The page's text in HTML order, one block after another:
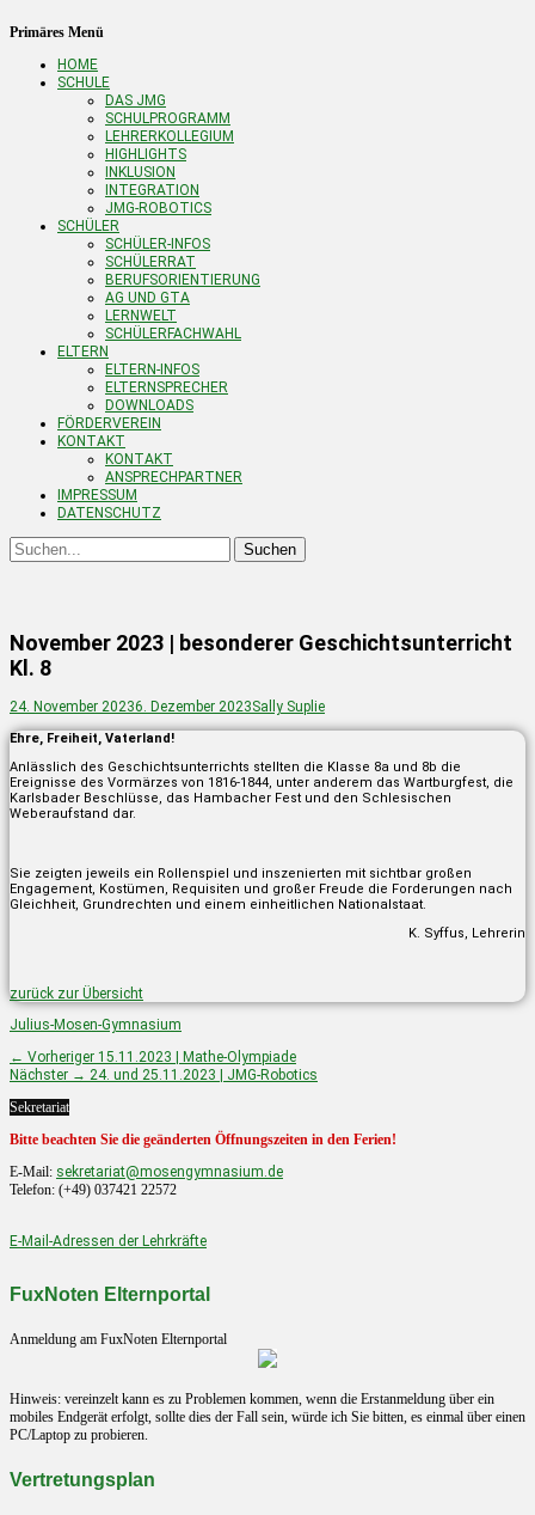
Primäres Menü
Inhalt
HOME
SCHULE
DAS JMG
SCHULPROGRAMM
LEHRERKOLLEGIUM
HIGHLIGHTS
INKLUSION
INTEGRATION
JMG-ROBOTICS
SCHÜLER
SCHÜLER-INFOS
SCHÜLERRAT
BERUFSORIENTIERUNG
AG UND GTA
LERNWELT
SCHÜLERFACHWAHL
ELTERN
ELTERN-INFOS
ELTERNSPRECHER
DOWNLOADS
FÖRDERVEREIN
KONTAKT
KONTAKT
ANSPRECHPARTNER
IMPRESSUM
DATENSCHUTZ
Suchen
Suchen
nach:
November 2023 | besonderer Geschichtsunterricht
Kl. 8
Posted
on
24. November 20236. Dezember 2023Autor
Sally Suplie
Ehre, Freiheit, Vaterland!
Anlässlich des Geschichtsunterrichts stellten die Klasse 8a und 8b die
Ereignisse des Vormärzes von 1816-1844, unter anderem das Wartburgfest, die
Karlsbader Beschlüsse, das Hambacher Fest und den Schlesischen
Weberaufstand dar.
Sie zeigten jeweils ein Rollenspiel und inszenierten mit sichtbar großen
Engagement, Kostümen, Requisiten und großer Freude die Forderungen nach
Gleichheit, Grundrechten und einem einheitlichen Nationalstaat.
K. Syffus, Lehrerin
zurück zur Übersicht
Kategorien
Julius-Mosen-Gymnasium
Beitragsnavigation
← Vorheriger Vorheriger
Beitrag:
15.11.2023 | Mathe-Olympiade
Nächster → Nächster
24. und 25.11.2023 | JMG-Robotics
Sekretariat
Bitte beachten Sie die geänderten Öffnungszeiten in den Ferien!
E-Mail: sekretariat@mosengymnasium.de
Telefon: (+49) 037421 22572
E-Mail-Adressen der Lehrkräfte
FuxNoten Elternportal
Anmeldung am FuxNoten Elternportal
Hinweis: vereinzelt kann es zu Problemen kommen, wenn die Erstanmeldung über ein
mobiles Endgerät erfolgt, sollte dies der Fall sein, würde ich Sie bitten, es einmal über einen
PC/Laptop zu probieren.
Vertretungsplan